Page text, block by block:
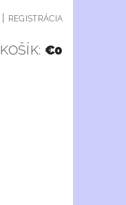
| REGISTRÁCIA
KOŠÍK: €0